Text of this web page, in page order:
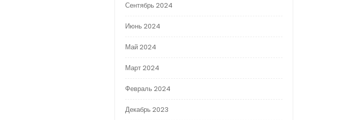
Сентябрь 2024
Июнь 2024
Май 2024
Март 2024
Февраль 2024
Декабрь 2023